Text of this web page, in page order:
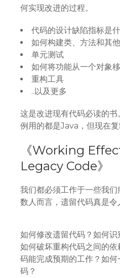
何实现改进的过程。
代码的设计缺陷指标是
如何构建类、方法和其
单元测试
如何将功能从一个对象
重构工具
..以及更多
这是改进现有代码必读的
例用的都是Java，但现在复
《Working
Legacy Code》
我们都必须工作于一些我
数人而言，遗留代码真是令
如何修改遗留代码？如何
如何破坏重构代码之间的
码能完成预期的工作？如
码？